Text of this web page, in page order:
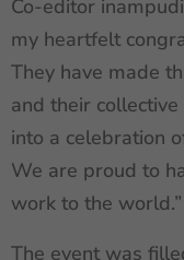
Co-editor
my heartfelt
They have made
and their
into a celebration
We are proud to
work to the world.”
The event was